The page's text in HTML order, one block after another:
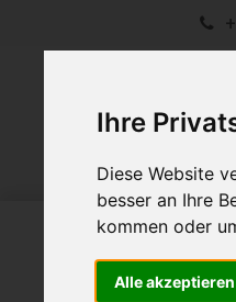
Ihre
Diese Website
besser an Ihre
kommen oder
Alle akzeptieren